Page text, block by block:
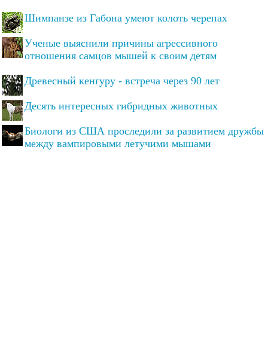
Шимпанзе из Габона умеют колоть черепах
Ученые выяснили причины агрессивного
отношения самцов мышей к своим детям
Древесный кенгуру - встреча через 90 лет
Десять интересных гибридных животных
Биологи из США проследили за развитием дружбы
между вампировыми летучими мышами